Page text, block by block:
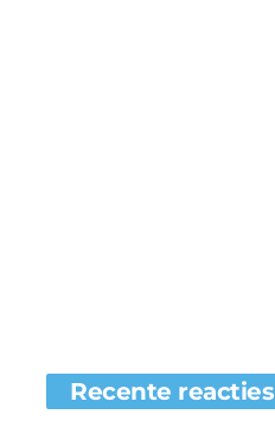
Recente reacties